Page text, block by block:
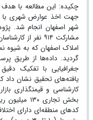
چکیده: این مطالعه با هدف
جهت اخذ عوارض شهری با
شهر اصفهان انجام شد.
مشارکت ۹۱۴ نفر
املاک اصفهان که به شیوه
گردید. داده‌ها از طریق
جغرافیایی با تفکیک
یافته‌های تحقیق نشان داد